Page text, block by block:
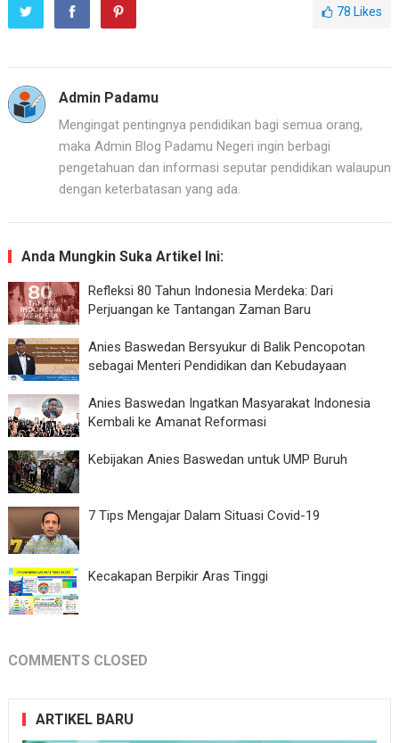
78 Likes
Admin Padamu
Mengingat pentingnya pendidikan bagi semua orang,
maka Admin Blog Padamu Negeri ingin berbagi
pengetahuan dan informasi seputar pendidikan walaupun
dengan keterbatasan yang ada.
Anda Mungkin Suka Artikel Ini:
Refleksi 80 Tahun Indonesia Merdeka: Dari
Perjuangan ke Tantangan Zaman Baru
Anies Baswedan Bersyukur di Balik Pencopotan
sebagai Menteri Pendidikan dan Kebudayaan
Anies Baswedan Ingatkan Masyarakat Indonesia
Kembali ke Amanat Reformasi
Kebijakan Anies Baswedan untuk UMP Buruh
7 Tips Mengajar Dalam Situasi Covid-19
Kecakapan Berpikir Aras Tinggi
COMMENTS CLOSED
ARTIKEL BARU